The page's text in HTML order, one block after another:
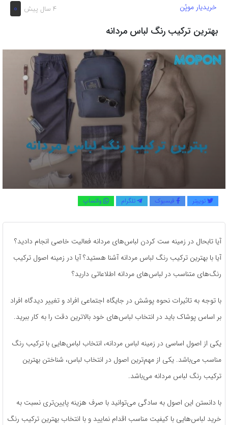
4 سال پیش 0 خریدیار موپُن
بهترین ترکیب رنگ لباس مردانه
توییتر فیسبوک تلگرام واتساپ
آیا تابحال در زمینه ست کردن لباس‌های مردانه فعالیت خاصی انجام دادید؟
آیا با بهترین ترکیب رنگ لباس مردانه آشنا هستید؟ آیا در زمینه اصول ترکیب
رنگ‌‎های متناسب در لباس‌های مردانه اطلاعاتی دارید؟
با توجه به تاثیرات نحوه پوشش در جایگاه اجتماعی افراد و تغییر دیدگاه افراد
بر اساس پوشاک باید در انتخاب لباس‌های خود بالا‌ترین دقت را به کار ببرید.
یکی از اصول اساسی در زمینه لباس مردانه، انتخاب لباس‌هایی با ترکیب رنگ
مناسب می‌باشد. یکی از مهم‌ترین اصول در انتخاب لباس، شناختن بهترین
ترکیب رنگ لباس مردانه می‌باشد.
با دانستن این اصول به سادگی می‌توانید با صرف هزینه پایین‌تری نسبت به
خرید لباس‌هایی با کیفیت مناسب اقدام نمایید و با انتخاب بهترین ترکیب رنگ